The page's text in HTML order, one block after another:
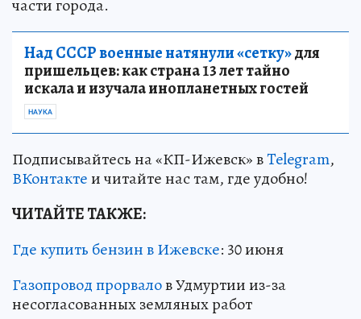
части города.
Над СССР военные натянули «сетку»для
пришельцев: как страна 13 лет тайно
искала и изучала инопланетных гостей
НАУКА
Подписывайтесь на «КП-Ижевск» вTelegram,
ВКонтактеи читайте нас там, где удобно!
ЧИТАЙТЕ ТАКЖЕ:
Где купить бензин в Ижевске: 30 июня
Газопровод прорвалов Удмуртии из-за
несогласованных земляных работ